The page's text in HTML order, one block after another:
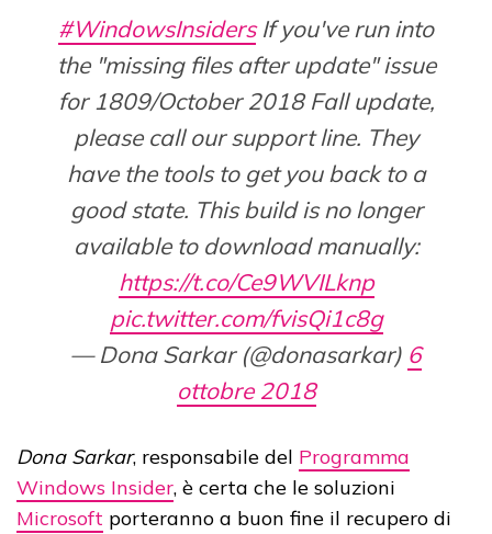
#WindowsInsidersIf you've run into
the "missing files after update" issue
for 1809/October 2018 Fall update,
please call our support line. They
have the tools to get you back to a
good state. This build is no longer
available to download manually:
https://t.co/Ce9WVILknp
pic.twitter.com/fvisQi1c8g
— Dona Sarkar (@donasarkar) 6
ottobre 2018
Dona Sarkar, responsabile del Programma
Windows Insider, è certa che le soluzioni
Microsoft porteranno a buon fine il recupero di